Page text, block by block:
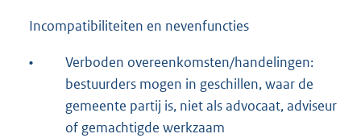
Incompatibiliteiten en nevenfuncties
•
Verboden overeenkomsten/handelingen:
bestuurders mogen in geschillen, waar de
gemeente partij is, niet als advocaat, adviseur
of gemachtigde werkzaam